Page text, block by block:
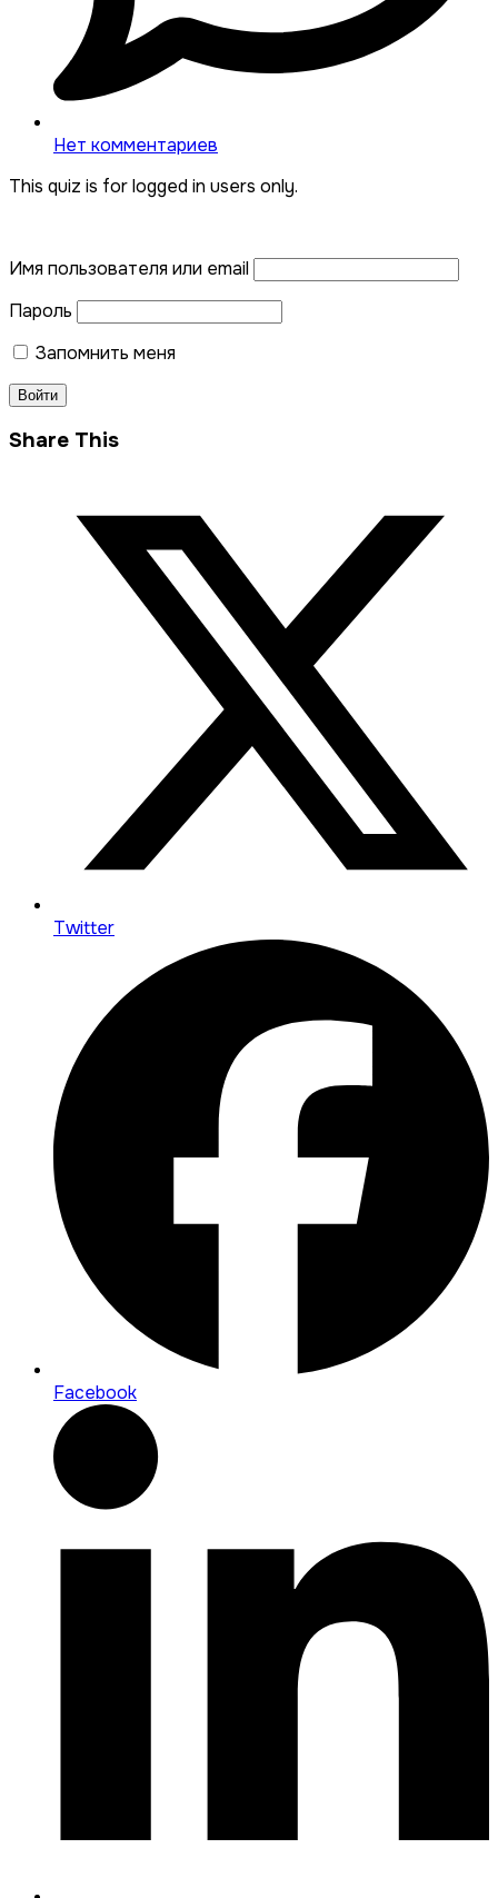
Нет комментариев
This quiz is for logged in users only.
Имя пользователя или email
Пароль
Запомнить меня
Share This
Twitter
Facebook